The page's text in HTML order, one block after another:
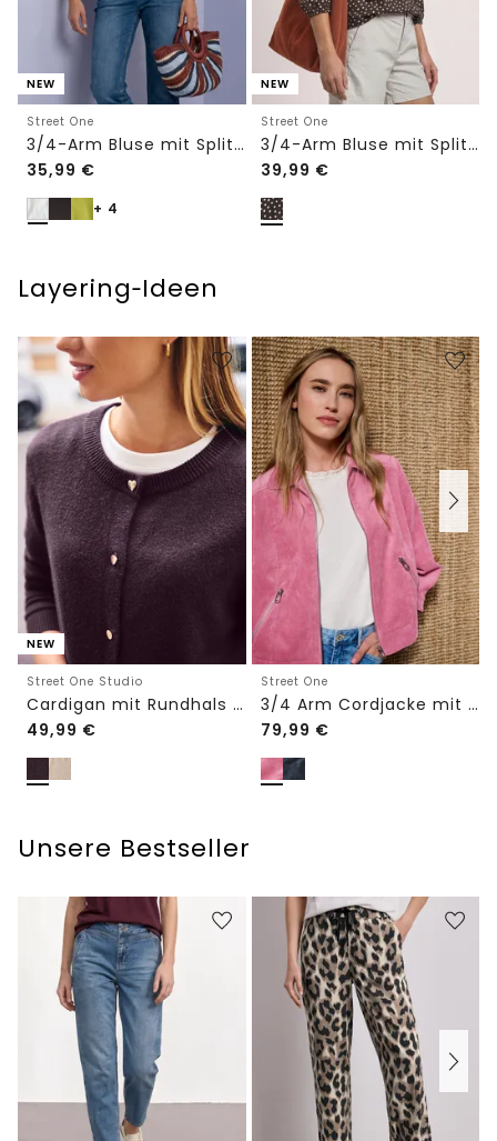
NEW
Street One
3/4-Arm Bluse mit Split Neck
35,99 €
+ 4
NEW
Street One
3/4-Arm Bluse mit Split Neck und Bändern
39,99 €
Layering‑Ideen
NEW
Street One Studio
Cardigan mit Rundhals und Knöpfen
49,99 €
Street One
3/4 Arm Cordjacke mit Hemdkragen
79,99 €
Unsere Bestseller